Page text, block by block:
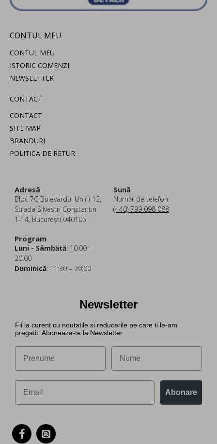
CONTUL MEU
CONTUL MEU
ISTORIC COMENZI
NEWSLETTER
CONTACT
CONTACT
SITE MAP
BRANDURI
POLITICA DE RETUR
Adresă
Bloc 7C Bulevardul Unirii 12,
Strada Silvestri Constantin
1-14, București 040105
Sună
Număr de telefon:
(+40) 799 098 088
Program
Luni - Sâmbătă: 10:00 –
20:00
Duminică: 11:30 – 20:00
Newsletter
Fii la curent cu noutatile si reducerile pe care ti le-am
pregatit. Aboneaza-te la Newsletter.
Abonare